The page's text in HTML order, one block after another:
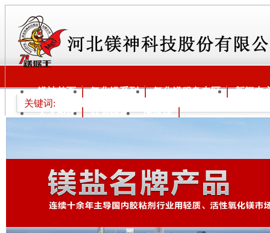
镁神首页 氧化镁系列 氧化镁服务专区 新闻中
人才招聘 联系镁神 国际版
关键词: